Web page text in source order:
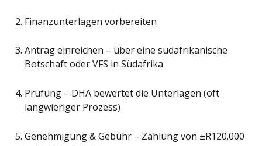
Finanzunterlagen vorbereiten
Antrag einreichen – über eine südafrikanische
Botschaft oder VFS in Südafrika
Prüfung – DHA bewertet die Unterlagen (oft
langwieriger Prozess)
Genehmigung & Gebühr – Zahlung von ±R120.000